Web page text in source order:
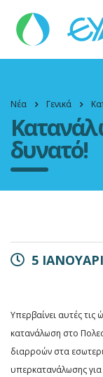
Νέα Γενικά
δυνατό!
5
Υπερβαίνει αυτές τις
κατανάλωση στο
διαρροών στα
υπερκατανάλωσης